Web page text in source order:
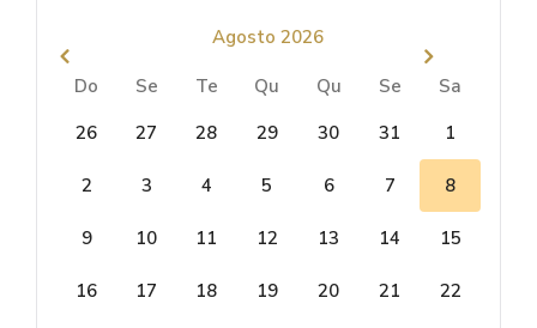
Agosto 2026
Do Se Te Qu Qu Se
Sa
26
27 28 29 30 31 1
2 3 4 5 6 7 8
9 10 11 12 13 14 15
16 17 18 19 20 21 22